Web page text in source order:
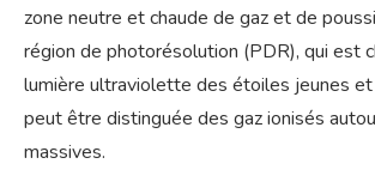
zone neutre et chaude de gaz et de
région de photorésolution (PDR), qui est
lumière ultraviolette des étoiles jeunes
peut être distinguée des gaz ionisés
massives.